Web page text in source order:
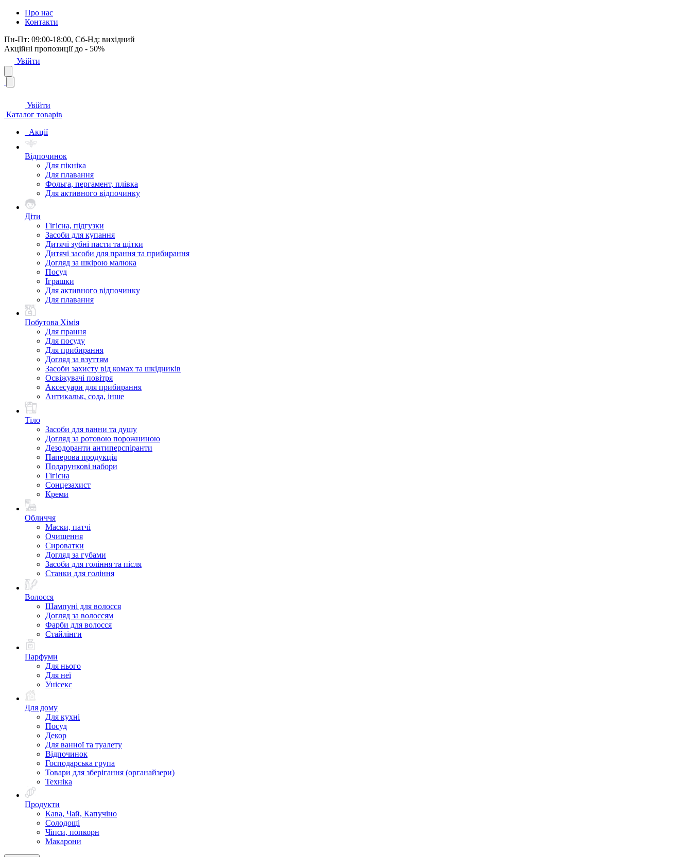
Про нас
Контакти
Пн-Пт: 09:00-18:00, Сб-Нд: вихідний
Акційні пропозиції до - 50%
Увійти
Увійти
Каталог товарів
Акції
Відпочинок
Для пікніка
Для плавання
Фольга, пергамент, плівка
Для активного відпочинку
Діти
Гігієна, підгузки
Засоби для купання
Дитячі зубні пасти та щітки
Дитячі засоби для прання та прибирання
Догляд за шкірою малюка
Посуд
Іграшки
Для активного відпочинку
Для плавання
Побутова Хімія
Для прання
Для посуду
Для прибирання
Догляд за взуттям
Засоби захисту від комах та шкідників
Освіжувачі повітря
Аксесуари для прибирання
Антикальк, сода, інше
Тіло
Засоби для ванни та душу
Догляд за ротовою порожниною
Дезодоранти антиперспіранти
Паперова продукція
Подарункові набори
Гігієна
Сонцезахист
Креми
Обличчя
Маски, патчі
Очищення
Сироватки
Догляд за губами
Засоби для гоління та після
Станки для гоління
Волосся
Шампуні для волосся
Догляд за волоссям
Фарби для волосся
Стайлінги
Парфуми
Для нього
Для неї
Унісекс
Для дому
Для кухні
Посуд
Декор
Для ванної та туалету
Відпочинок
Господарська група
Товари для зберігання (органайзери)
Техніка
Продукти
Кава, Чай, Капучіно
Солодощі
Чіпси, попкорн
Макарони